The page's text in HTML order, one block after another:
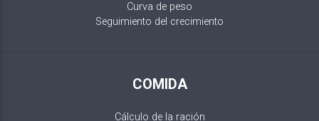
Curva de peso
Seguimiento del crecimiento
COMIDA
Cálculo de la ración